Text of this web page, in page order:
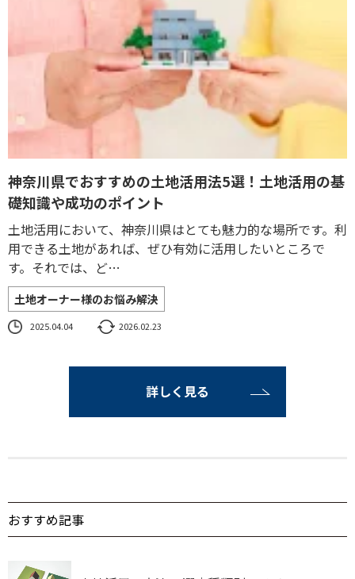
神奈川県でおすすめの土地活用法5選！土地活用の基
礎知識や成功のポイント
土地活用において、神奈川県はとても魅力的な場所です。利
用できる土地があれば、ぜひ有効に活用したいところで
す。それでは、ど…
土地オーナー様のお悩み解決
2025.04.04 2026.02.23
詳しく見る
おすすめ記事